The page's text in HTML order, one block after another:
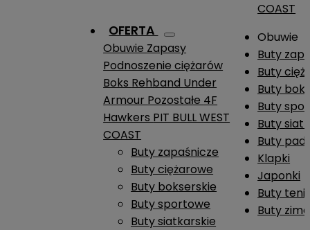
OFERTA
Obuwie Zapasy
Podnoszenie ciężarów
Boks Rehband Under
Armour Pozostałe 4F
Hawkers PIT BULL WEST
COAST
Buty zapaśnicze
Buty ciężarowe
Buty bokserskie
Buty sportowe
Buty siatkarskie
COAST
Obuwie
Buty
Buty
Buty
Buty
Buty
Buty
Klapki
Japonki
Buty
Buty